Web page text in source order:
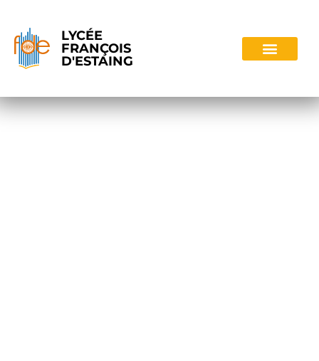
LYCÉE
FRANÇOIS
D'ESTAING